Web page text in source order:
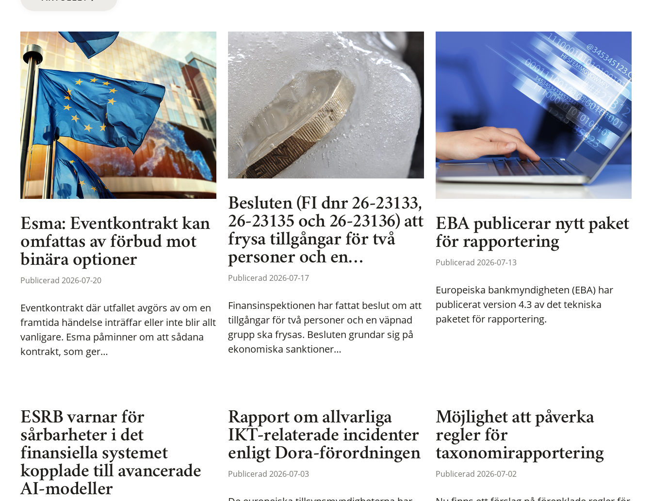
Esma: Eventkontrakt kan
omfattas av förbud mot
binära optioner
Publicerad 2026-07-20
Eventkontrakt där utfallet avgörs av om en
framtida händelse inträffar eller inte blir allt
vanligare. Esma påminner om att sådana
kontrakt, som ger…
Besluten (FI dnr 26-23133,
26-23135 och 26-23136) att
frysa tillgångar för två
personer och en…
Publicerad 2026-07-17
Finansinspektionen har fattat beslut om att
tillgångar för två personer och en väpnad
grupp ska frysas. Besluten grundar sig på
ekonomiska sanktioner…
EBA publicerar nytt paket
för rapportering
Publicerad 2026-07-13
Europeiska bankmyndigheten (EBA) har
publicerat version 4.3 av det tekniska
paketet för rapportering.
ESRB varnar för
sårbarheter i det
finansiella systemet
kopplade till avancerade
AI-modeller
Rapport om allvarliga
IKT-relaterade incidenter
enligt Dora-förordningen
Publicerad 2026-07-03
Möjlighet att påverka
regler för
taxonomirapportering
Publicerad 2026-07-02